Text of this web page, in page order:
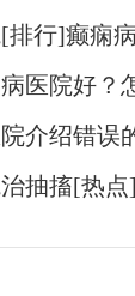
排行]癫痫
医院好？
介绍错误
抽搐[热